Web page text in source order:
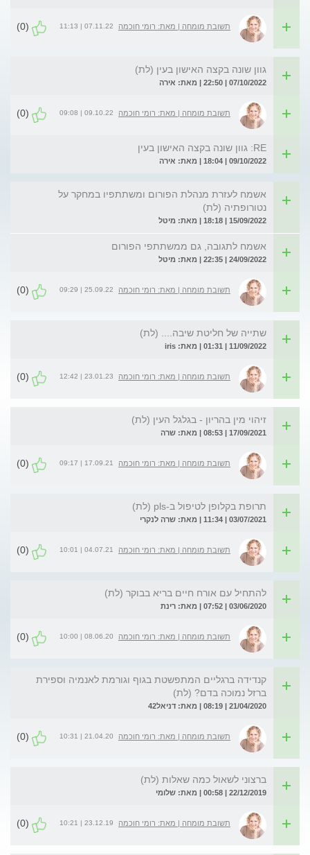
תשובת מומחה | מאת: רומי חוכמה 07.11.22 | 11:13
(0)
גוון שונה בקצה האישון בעין (לת)
07/10/2022 | 22:50 | מאת: אירה
תשובת מומחה | מאת: רומי חוכמה 09.10.22 | 09:08
(0)
RE: גוון שונה בקצה האישון בעין
09/10/2022 | 18:04 | מאת: אירה
אשמח לעזרת מנהלת הפורום ומשתתפיו במחקר על
נטורופתיה (לת)
15/09/2022 | 18:18 | מאת: מיטל
אשמח לתגובה, גם ממשתתפי הפורום
24/09/2022 | 22:35 | מאת: מיטל
תשובת מומחה | מאת: רומי חוכמה 25.09.22 | 09:29
(0)
שתייה של חליטת שיבה.... (לת)
11/09/2022 | 01:31 | מאת: iris
תשובת מומחה | מאת: רומי חוכמה 23.01.23 | 12:42
(0)
זיהוי מין בהריון - בגלגל העין (לת)
17/09/2021 | 08:53 | מאת: שרה
תשובת מומחה | מאת: רומי חוכמה 17.09.21 | 09:17
(0)
תרופת בקלופן לטיפול ב-pls (לת)
03/07/2021 | 11:34 | מאת: שרה לנקרי
תשובת מומחה | מאת: רומי חוכמה 04.07.21 | 10:01
(0)
להתחיל עם אורח חיים בריא בבוקר (לת)
03/06/2020 | 07:52 | מאת: רינת
תשובת מומחה | מאת: רומי חוכמה 08.06.20 | 10:00
(0)
קנדידה ברגליים המתפשטת בגוף וגורמת לאנמיה וספירת
ברזל נמוכה בדם? (לת)
21/04/2020 | 08:19 | מאת: דניאל42
תשובת מומחה | מאת: רומי חוכמה 21.04.20 | 10:31
(0)
ברצוני לשאול כמה שאלות (לת)
22/12/2019 | 00:58 | מאת: שלומי
תשובת מומחה | מאת: רומי חוכמה 23.12.19 | 10:21
(0)